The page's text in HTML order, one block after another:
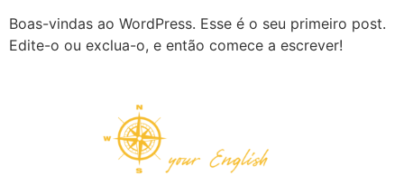
Boas-vindas ao WordPress. Esse é o seu primeiro post.
Edite-o ou exclua-o, e então comece a escrever!